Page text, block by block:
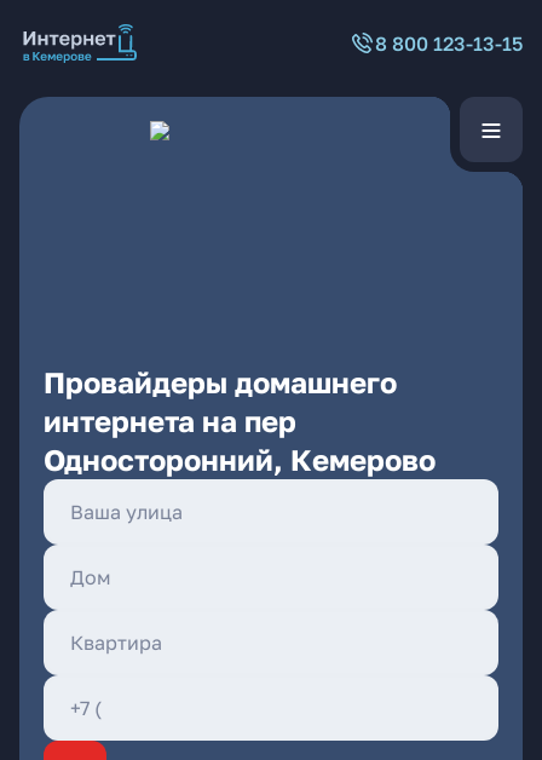
8 800 123-13-15
Провайдеры домашнего
интернета на пер
Односторонний, Кемерово